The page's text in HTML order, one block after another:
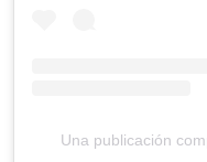
Una publicación